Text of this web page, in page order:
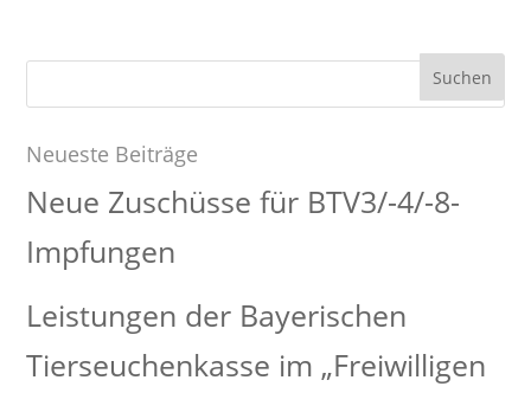
Suchen
nach:
Neueste Beiträge
Neue Zuschüsse für BTV3/-4/-8-
Impfungen
Leistungen der Bayerischen
Tierseuchenkasse im „Freiwilligen